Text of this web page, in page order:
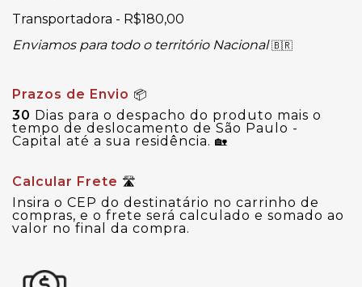
Transportadora - R$180,00
Enviamos para todo o território Nacional🇧🇷
Prazos de Envio 📦
30 Dias para o despacho do produto mais o
tempo de deslocamento de São Paulo -
Capital até a sua residência. 🏡
Calcular Frete 🛣
Insira o CEP do destinatário no carrinho de
compras, e o frete será calculado e somado ao
valor no final da compra.